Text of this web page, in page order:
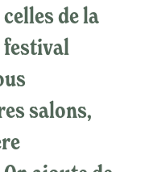
de la
festival
salons,